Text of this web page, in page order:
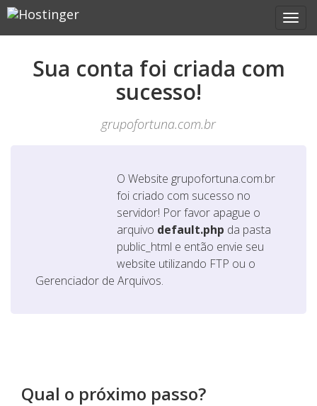
Sua conta foi criada com
sucesso!
grupofortuna.com.br
O Website grupofortuna.com.br
foi criado com sucesso no
servidor! Por favor apague o
arquivo default.php da pasta
public_html e então envie seu
website utilizando FTP ou o
Gerenciador de Arquivos.
Qual o próximo passo?